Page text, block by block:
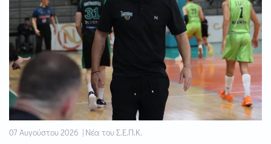
07 Αυγούστου 2026 | Νέα του Σ.Ε.Π.Κ.